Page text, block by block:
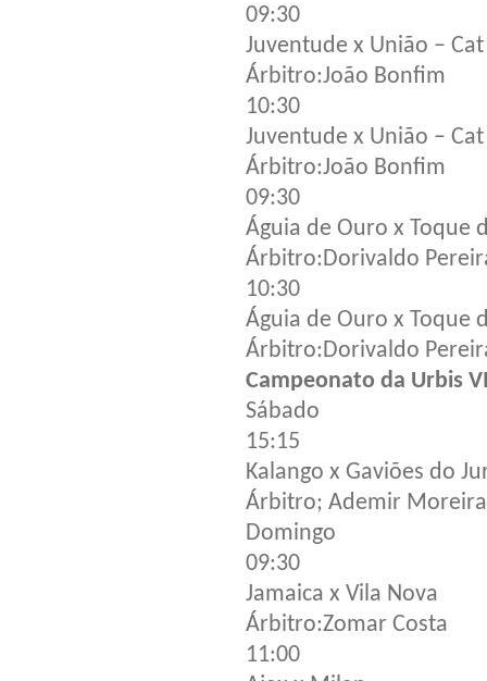
09:30
Juventude x União –
Árbitro:João Bonfim
10:30
Juventude x União –
Árbitro:João Bonfim
09:30
Águia de Ouro x Toque
Árbitro:Dorivaldo
10:30
Águia de Ouro x Toque
Árbitro:Dorivaldo
Campeonato da Urbis
Sábado
15:15
Kalango x Gaviões do
Árbitro; Ademir Moreira
Domingo
09:30
Jamaica x Vila Nova
Árbitro:Zomar Costa
11:00